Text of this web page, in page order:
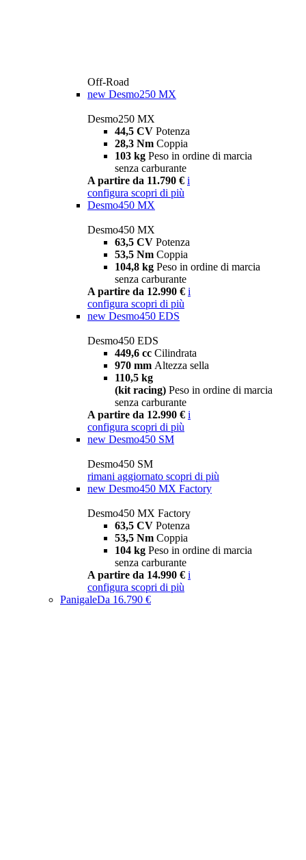
Off-Road
new Desmo250 MX
Desmo250 MX
44,5 CV Potenza
28,3 Nm Coppia
103 kg Peso in ordine di marcia
senza carburante
A partire da 11.790 € i
configura scopri di più
Desmo450 MX
Desmo450 MX
63,5 CV Potenza
53,5 Nm Coppia
104,8 kg Peso in ordine di marcia
senza carburante
A partire da 12.990 € i
configura scopri di più
new Desmo450 EDS
Desmo450 EDS
449,6 cc Cilindrata
970 mm Altezza sella
110,5 kg
(kit racing) Peso in ordine di marcia
senza carburante
A partire da 12.990 € i
configura scopri di più
new Desmo450 SM
Desmo450 SM
rimani aggiornato scopri di più
new Desmo450 MX Factory
Desmo450 MX Factory
63,5 CV Potenza
53,5 Nm Coppia
104 kg Peso in ordine di marcia
senza carburante
A partire da 14.990 € i
configura scopri di più
PanigaleDa 16.790 €